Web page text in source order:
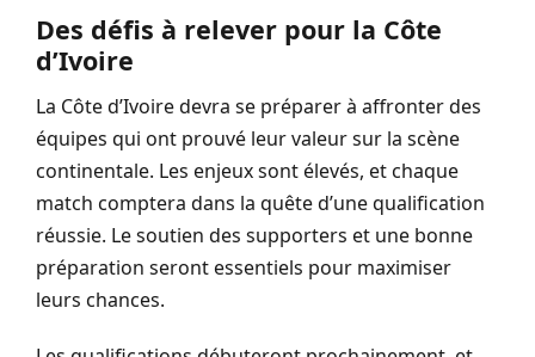
Des défis à relever pour la Côte
d’Ivoire
La Côte d’Ivoire devra se préparer à affronter des
équipes qui ont prouvé leur valeur sur la scène
continentale. Les enjeux sont élevés, et chaque
match comptera dans la quête d’une qualification
réussie. Le soutien des supporters et une bonne
préparation seront essentiels pour maximiser
leurs chances.